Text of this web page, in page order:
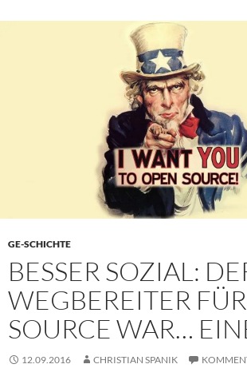
GE-SCHICHTE
BESSER SOZIAL:
WEGBEREITER
SOURCE WAR…
12.09.2016 CHRISTIAN SPANIK